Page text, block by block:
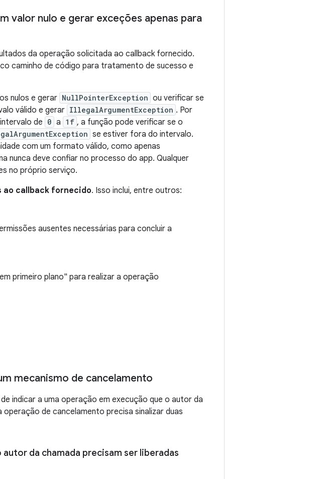
valor nulo e gerar exceções apenas para
da operação solicitada ao callback fornecido.
caminho de código para tratamento de sucesso e
nulos e gerar NullPointerException ou verificar se
válido e gerar IllegalArgumentException . Por
de 0 a 1f , a função pode verificar se o
se estiver fora do intervalo.
com um formato válido, como apenas
nunca deve confiar no processo do app. Qualquer
no próprio serviço.
ao callback fornecido. Isso inclui, entre outros:
ausentes necessárias para concluir a
primeiro plano" para realizar a operação
mecanismo de cancelamento
indicar a uma operação em execução que o autor da
de cancelamento precisa sinalizar duas
da chamada precisam ser liberadas